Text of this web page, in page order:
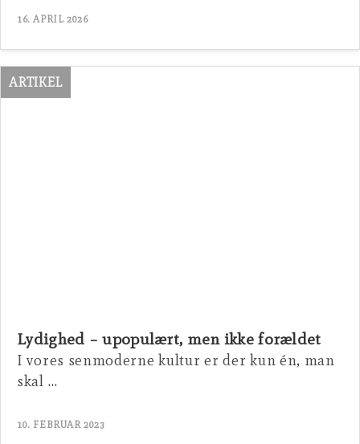
16. APRIL 2026
ARTIKEL
Lydighed – upopulært, men ikke forældet
I vores senmoderne kultur er der kun én, man
skal …
10. FEBRUAR 2023